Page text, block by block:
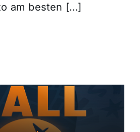
am besten […]